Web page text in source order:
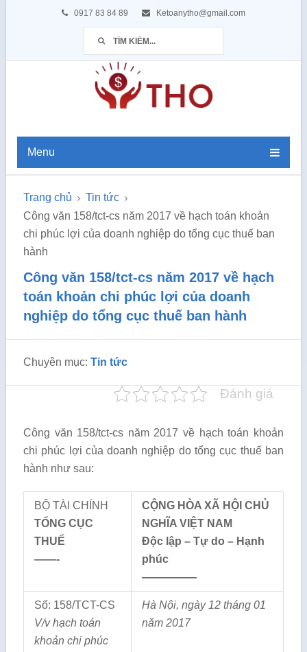
0917 83 84 89 Ketoanytho@gmail.com
Menu
Trang chủ
Tin tức
Công văn 158/tct-cs năm 2017 về hạch toán khoản
chi phúc lợi của doanh nghiệp do tổng cục thuế ban
hành
Công văn 158/tct-cs năm 2017 về hạch
toán khoản chi phúc lợi của doanh
nghiệp do tổng cục thuế ban hành
Chuyên mục: Tin tức
Đánh giá
Công văn 158/tct-cs năm 2017 về hạch toán khoản
chi phúc lợi của doanh nghiệp do tổng cục thuế ban
hành như sau:
BỘ TÀI CHÍNH
TỔNG CỤC
THUẾ
——-
CỘNG HÒA XÃ HỘI CHỦ
NGHĨA VIỆT NAM
Độc lập – Tự do – Hạnh
phúc
—————
Số: 158/TCT-CS
V/v hạch toán
khoản chi phúc
Hà Nội, ngày 12 tháng01
năm 2017